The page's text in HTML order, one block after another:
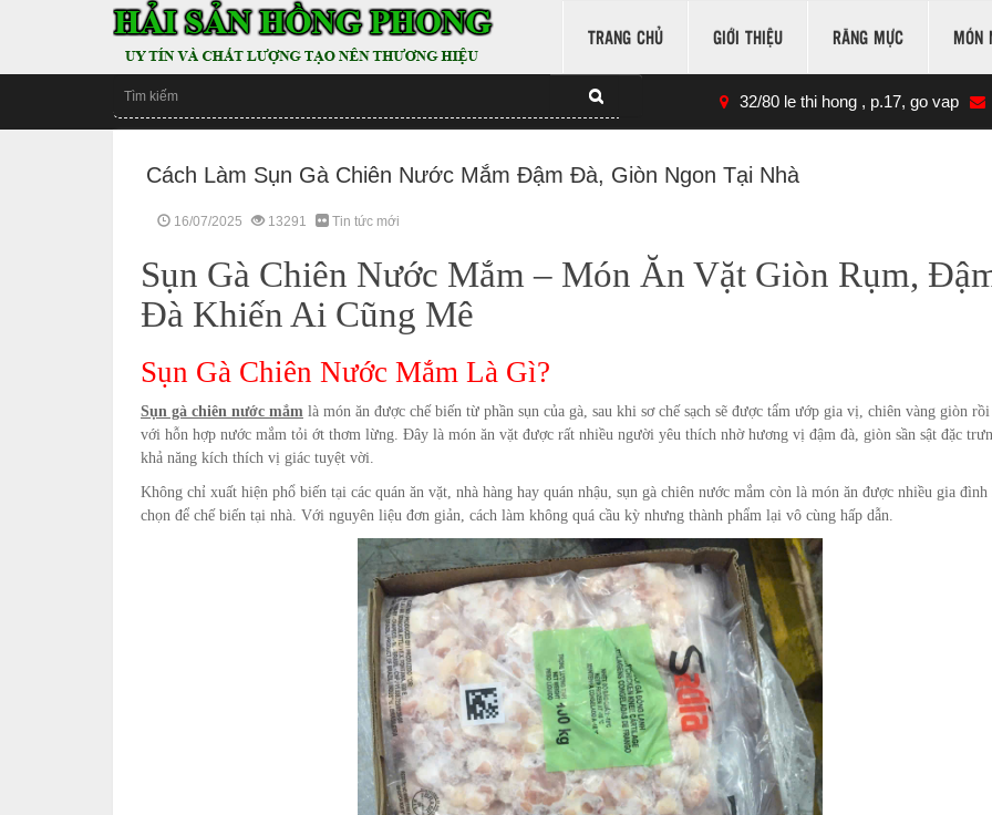
TRANG CHỦ GIỚI THIỆU RĂNG MỰC MÓN
32/80 le thi hong , p.17, go vap
Cách Làm Sụn Gà Chiên Nước Mắm Đậm Đà, Giòn Ngon Tại Nhà
16/07/2025 13291 Tin tức mới
Sụn Gà Chiên Nước Mắm – Món Ăn Vặt Giòn Rụm,
Đà Khiến Ai Cũng Mê
Sụn Gà Chiên Nước Mắm Là Gì?
Sụn gà chiên nước mắm là món ăn được chế biến từ phần sụn của gà, sau khi sơ chế sạch sẽ được tẩm ướp gia vị, chiên vàng giòn rồi
với hỗn hợp nước mắm tỏi ớt thơm lừng. Đây là món ăn vặt được rất nhiều người yêu thích nhờ hương vị đậm đà, giòn sần sật đặc
khả năng kích thích vị giác tuyệt vời.
Không chỉ xuất hiện phổ biến tại các quán ăn vặt, nhà hàng hay quán nhậu, sụn gà chiên nước mắm còn là món ăn được nhiều gia đình
chọn để chế biến tại nhà. Với nguyên liệu đơn giản, cách làm không quá cầu kỳ nhưng thành phẩm lại vô cùng hấp dẫn.